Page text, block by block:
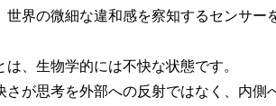
世界の微細な違和感を察知するセンサー
、生物学的には不快な状態です。
さが思考を外部への反射ではなく、内側